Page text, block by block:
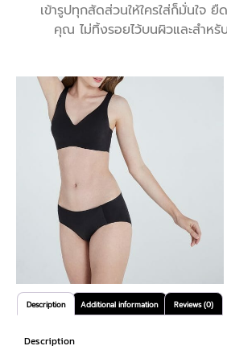
เข้ารูปทุกสัดส่วนให้ใครใส่ก็มั่นใจ ยืดเพื่อให้พอดีกับตัว
คุณ ไม่ทิ้งรอยไว้บนผิวและสำห
Description Additional information Reviews (0)
Description